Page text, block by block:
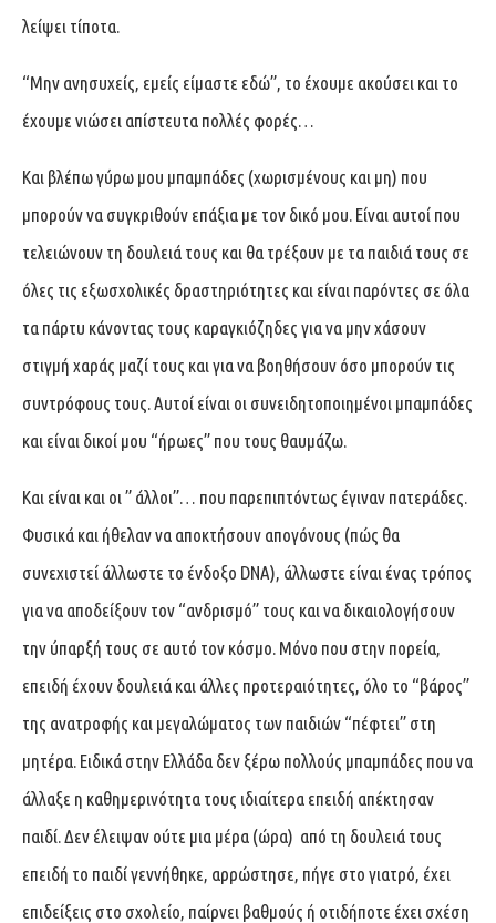
λείψει τίποτα.
“Μην ανησυχείς, εμείς είμαστε εδώ”, το έχουμε ακούσει και το
έχουμε νιώσει απίστευτα πολλές φορές…
Και βλέπω γύρω μου μπαμπάδες (χωρισμένους και μη) που
μπορούν να συγκριθούν επάξια με τον δικό μου. Είναι αυτοί που
τελειώνουν τη δουλειά τους και θα τρέξουν με τα παιδιά τους σε
όλες τις εξωσχολικές δραστηριότητες και είναι παρόντες σε όλα
τα πάρτυ κάνοντας τους καραγκιόζηδες για να μην χάσουν
στιγμή χαράς μαζί τους και για να βοηθήσουν όσο μπορούν τις
συντρόφους τους. Αυτοί είναι οι συνειδητοποιημένοι μπαμπάδες
και είναι δικοί μου “ήρωες” που τους θαυμάζω.
Και είναι και οι ” άλλοι”… που παρεπιπτόντως έγιναν πατεράδες.
Φυσικά και ήθελαν να αποκτήσουν απογόνους (πώς θα
συνεχιστεί άλλωστε το ένδοξο DNA), άλλωστε είναι ένας τρόπος
για να αποδείξουν τον “ανδρισμό” τους και να δικαιολογήσουν
την ύπαρξή τους σε αυτό τον κόσμο. Μόνο που στην πορεία,
επειδή έχουν δουλειά και άλλες προτεραιότητες, όλο το “βάρος”
της ανατροφής και μεγαλώματος των παιδιών “πέφτει” στη
μητέρα. Ειδικά στην Ελλάδα δεν ξέρω πολλούς μπαμπάδες που να
άλλαξε η καθημερινότητα τους ιδιαίτερα επειδή απέκτησαν
παιδί. Δεν έλειψαν ούτε μια μέρα (ώρα) από τη δουλειά τους
επειδή το παιδί γεννήθηκε, αρρώστησε, πήγε στο γιατρό, έχει
επιδείξεις στο σχολείο, παίρνει βαθμούς ή οτιδήποτε έχει σχέση